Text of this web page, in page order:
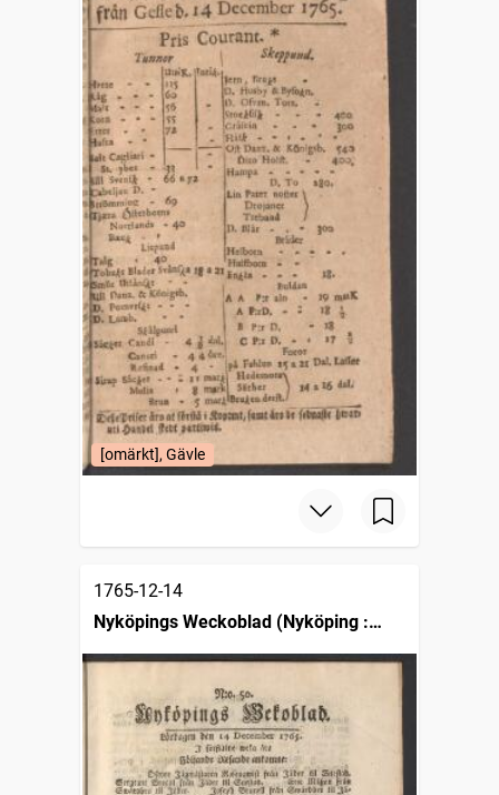
[omärkt], Gävle
1765-12-14
Nyköpings Weckoblad (Nyköping :
1764)